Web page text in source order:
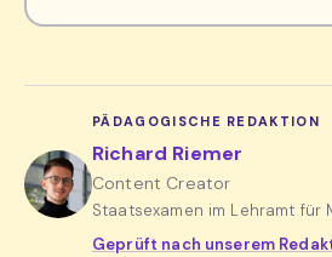
PÄDAGOGISCHE REDAKTION
Richard Riemer
Content Creator
Staatsexamen im Lehramt für
Geprüft nach unserem